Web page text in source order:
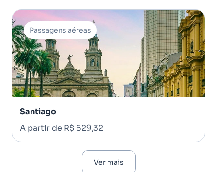
Passagens aéreas
Santiago
A partir de R$ 629,32
Ver mais